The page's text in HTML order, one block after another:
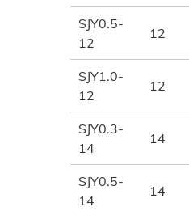
SJY0.5-
12
12
SJY1.0-
12
12
SJY0.3-
14
14
SJY0.5-
14
14